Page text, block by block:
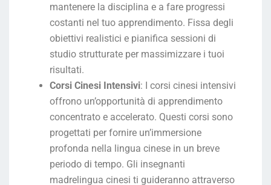
mantenere la disciplina e a fare progressi
costanti nel tuo apprendimento. Fissa degli
obiettivi realistici e pianifica sessioni di
studio strutturate per massimizzare i tuoi
risultati.
Corsi Cinesi Intensivi: I corsi cinesi intensivi
offrono un’opportunità di apprendimento
concentrato e accelerato. Questi corsi sono
progettati per fornire un’immersione
profonda nella lingua cinese in un breve
periodo di tempo. Gli insegnanti
madrelingua cinesi ti guideranno attraverso